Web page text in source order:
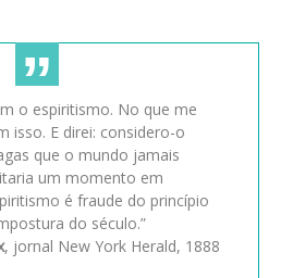
o espiritismo. No que me
isso. E direi: considero-o
que o mundo jamais
um momento em
é fraude do princípio
do século.”
, jornal New York Herald, 1888